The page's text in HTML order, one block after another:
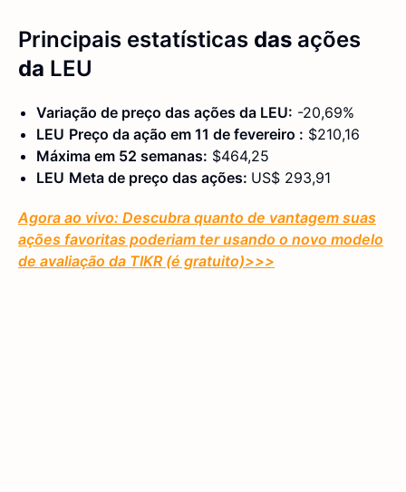
Principais estatísticas das ações
da LEU
Variação de preço das ações da LEU: -20,69%
LEU Preço da ação em 11 de fevereiro : $210,16
Máxima em 52 semanas: $464,25
LEU Meta de preço das ações: US$ 293,91
Agora ao vivo: Descubra quanto de vantagem suas
ações favoritas poderiam ter usando o novo modelo
de avaliação da TIKR (é gratuito)>>>